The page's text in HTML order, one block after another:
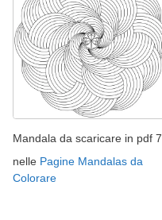
Mandala da scaricare in pdf 7
nelle Pagine Mandalas da
Colorare